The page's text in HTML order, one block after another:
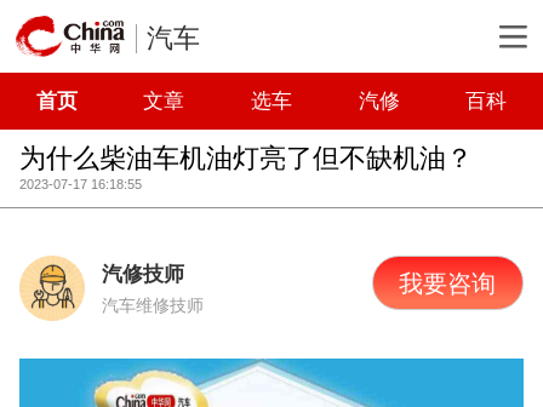
汽车
首页 文章 选车 汽修 百科
为什么柴油车机油灯亮了但不缺机油？
2023-07-17 16:18:55
汽修技师
汽车维修技师
我要咨询